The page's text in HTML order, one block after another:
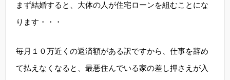
まず結婚すると、大体の人が住宅ローンを組むことにな
ります・・・
毎月１０万近くの返済額がある訳ですから、仕事を辞め
て払えなくなると、最悪住んでいる家の差し押さえが入